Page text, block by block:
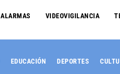
ALARMAS VIDEOVIGILANCIA
EDUCACIÓN DEPORTES